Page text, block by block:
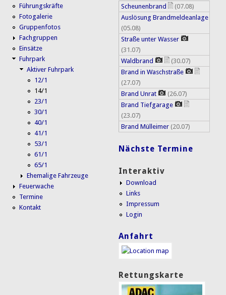
Führungskräfte
Fotogalerie
Gruppenfotos
Fachgruppen
Einsätze
Fuhrpark
Aktiver Fuhrpark
12/1
14/1
23/1
30/1
40/1
41/1
53/1
61/1
65/1
Ehemalige Fahrzeuge
Feuerwache
Termine
Kontakt
Scheunenbrand
(07.08)
Auslösung Brandmeldeanlage
(05.08)
Straße unter Wasser
(31.07)
Waldbrand
(30.07)
Brand in Waschstraße
(27.07)
Brand Unrat
(26.07)
Brand Tiefgarage
(23.07)
Brand Mülleimer (20.07)
Nächste Termine
Interaktiv
Download
Links
Impressum
Login
Anfahrt
Rettungskarte